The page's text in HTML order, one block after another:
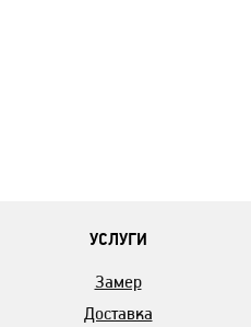
УСЛУГИ
Замер
Доставка